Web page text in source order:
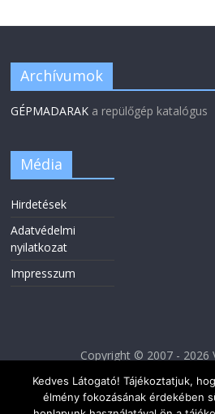
Archívumok
GÉPMADARAK a repülőgép katalógus
Média
Hirdetések
Adatvédelmi
nyilatkozat
Impresszum
Copyright © 2007 - 2026
Kedves Látogató! Tájékoztatjuk,
élmény fokozásának érdekében